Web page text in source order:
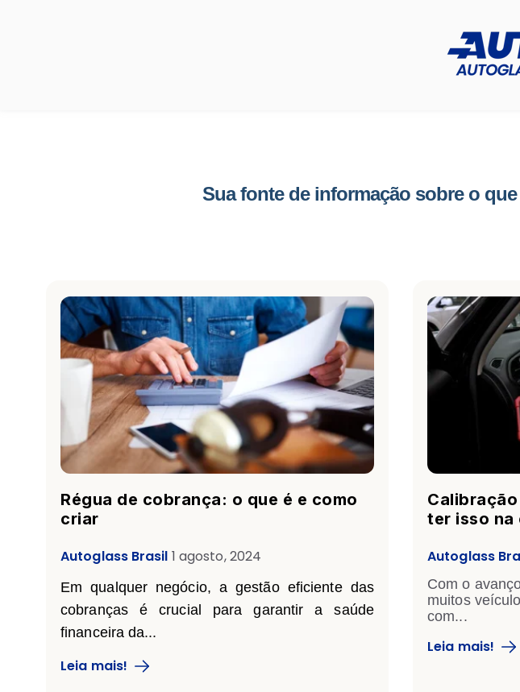
Sua fonte de informação sobre o
Régua de cobrança: o que é e como
criar
Autoglass Brasil 1 agosto, 2024
Em qualquer negócio, a gestão eficiente das
cobranças é crucial para garantir a saúde
financeira da...
Leia mais!
ter isso na
Autoglass
Com o
muitos
com...
Leia mais!